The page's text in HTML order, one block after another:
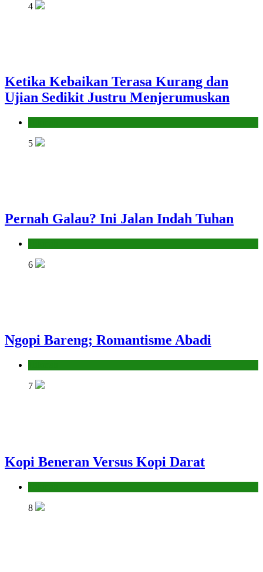
4
Ketika Kebaikan Terasa Kurang dan
Ujian Sedikit Justru Menjerumuskan
5
Pernah Galau? Ini Jalan Indah Tuhan
6
Ngopi Bareng; Romantisme Abadi
7
Kopi Beneran Versus Kopi Darat
8